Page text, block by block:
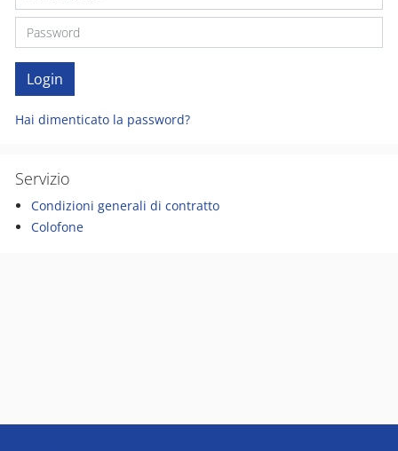
Hai dimenticato la password?
Servizio
Condizioni generali di contratto
Colofone